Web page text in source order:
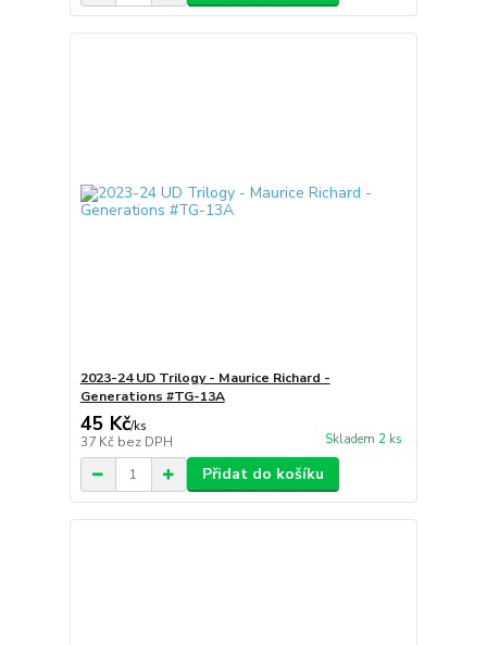
2023-24 UD Trilogy - Maurice Richard -
Generations #TG-13A
45 Kč/ks
37 Kč bez DPH Skladem 2 ks
Přidat do košíku